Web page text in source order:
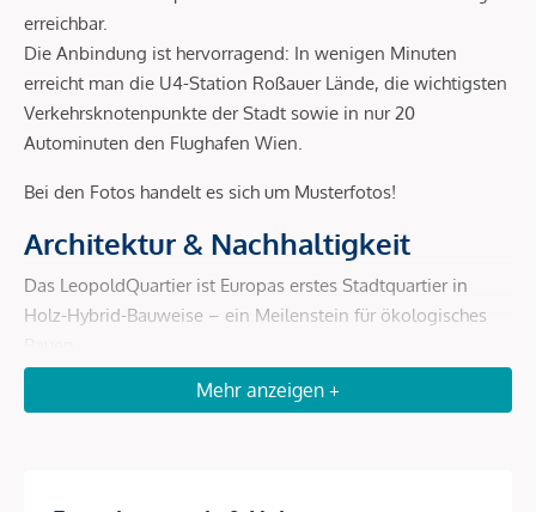
erreichbar.
Die Anbindung ist hervorragend: In wenigen Minuten
erreicht man die U4-Station Roßauer Lände, die wichtigsten
Verkehrsknotenpunkte der Stadt sowie in nur 20
Autominuten den Flughafen Wien.
Bei den Fotos handelt es sich um Musterfotos!
Architektur & Nachhaltigkeit
Das LeopoldQuartier ist Europas erstes Stadtquartier in
Holz-Hybrid-Bauweise – ein Meilenstein für ökologisches
Holz-Hybrid-Konstruktion:bis zu 80 % weniger CO²-
Mehr anzeigen +